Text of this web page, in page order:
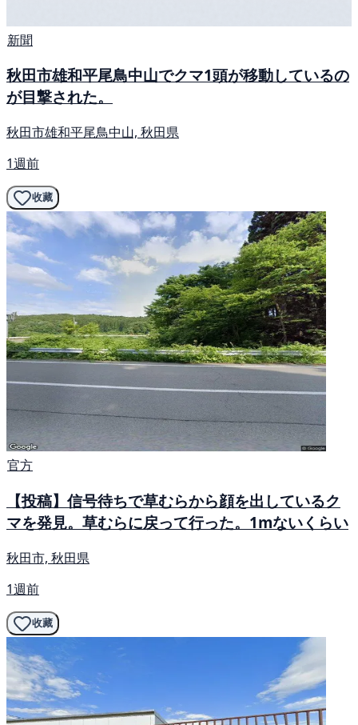
新聞
秋田市雄和平尾鳥中山でクマ1頭が移動しているの
が目撃された。
秋田市雄和平尾鳥中山, 秋田県
1週前
收藏
官方
【投稿】信号待ちで草むらから顔を出しているク
マを発見。草むらに戻って行った。1mないくらい
秋田市, 秋田県
1週前
收藏